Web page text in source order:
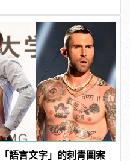
語言文字」的刺青圖案